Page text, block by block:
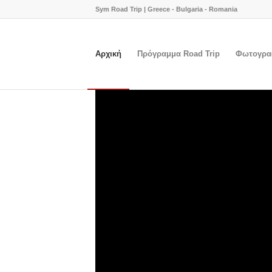
Sym Road Trip | Greece - Bulgaria - Romania
Αρχική Πρόγραμμα Road Trip